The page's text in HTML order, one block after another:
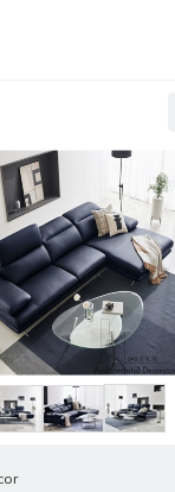
Biên Hòa, nội
Được Ưa
và được sử dụng
giúp cho phòng
mẫu mã phù hợp